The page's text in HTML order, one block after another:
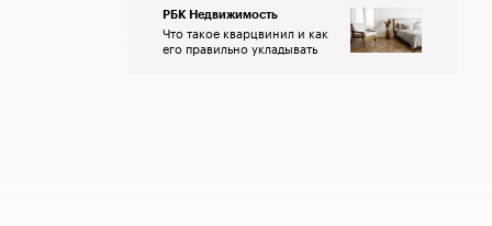
РБК Недвижимость
Что такое кварцвинил и как
его правильно укладывать